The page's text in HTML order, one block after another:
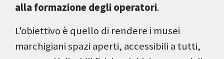
alla formazione degli operatori.
L'obiettivo è quello di rendere i musei
marchigiani spazi aperti, accessibili a tutti,